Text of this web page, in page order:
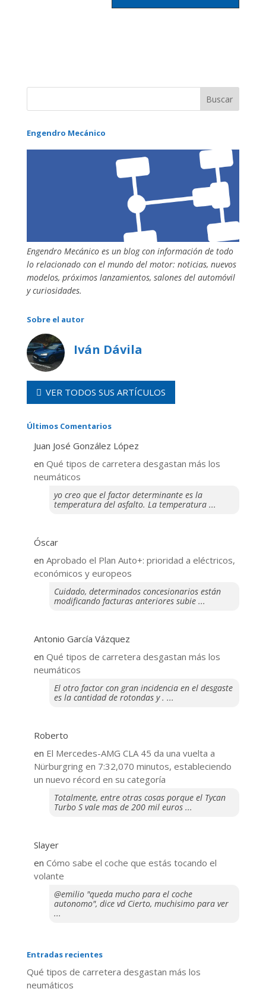
Engendro Mecánico
Engendro Mecánico es un blog con información de todo
lo relacionado con el mundo del motor: noticias, nuevos
modelos, próximos lanzamientos, salones del automóvil
y curiosidades.
Sobre el autor
Iván Dávila
VER TODOS SUS ARTÍCULOS
Últimos Comentarios
Juan José González López
en Qué tipos de carretera desgastan más los
neumáticos
yo creo que el factor determinante es la
temperatura del asfalto. La temperatura ...
Óscar
en Aprobado el Plan Auto+: prioridad a eléctricos,
económicos y europeos
Cuidado, determinados concesionarios están
modificando facturas anteriores subie ...
Antonio García Vázquez
en Qué tipos de carretera desgastan más los
neumáticos
El otro factor con gran incidencia en el desgaste
es la cantidad de rotondas y . ...
Roberto
en El Mercedes-AMG CLA 45 da una vuelta a
Nürburgring en 7:32,070 minutos, estableciendo
un nuevo récord en su categoría
Totalmente, entre otras cosas porque el Tycan
Turbo S vale mas de 200 mil euros ...
Slayer
en ​Cómo sabe el coche que estás tocando el
volante
@emilio "queda mucho para el coche
autonomo", dice vd Cierto, muchisimo para ver
...
Entradas recientes
Qué tipos de carretera desgastan más los
neumáticos